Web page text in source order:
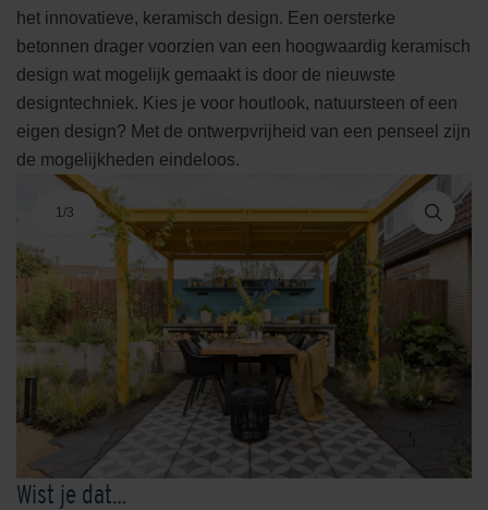
het innovatieve, keramisch design. Een oersterke
betonnen drager voorzien van een hoogwaardig keramisch
design wat mogelijk gemaakt is door de nieuwste
designtechniek. Kies je voor houtlook, natuursteen of een
eigen design? Met de ontwerpvrijheid van een penseel zijn
de mogelijkheden eindeloos.
1 /3
Wist je dat…